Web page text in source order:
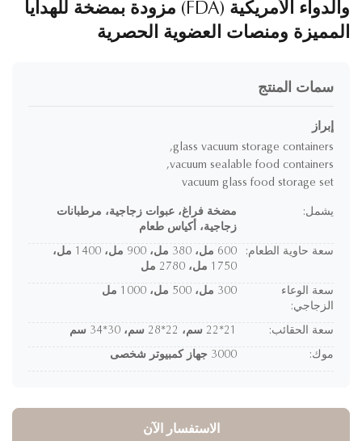
والدواء الأمريكية (FDA) مزودة بمضخة للهدايا
ومنصات العضوية الحصرية
سمات المنتج
glass vacuum storage containers
,
vacuum sealable food containers
,
vacuum glass food storage set
يشمل:
مضخة فراغ، عبوات زجاجية، مرطبانات
زجاجية، أكياس طعام
سعة حاوية الطعام:
600 مل، 380 مل، 900 مل، 1400 مل،
1750 مل، 2780 مل
سعة الوعاء
الزجاجي:
سعة الحقائب:
3000 جهاز كمبيوتر شخصى
الاستفسار الآن